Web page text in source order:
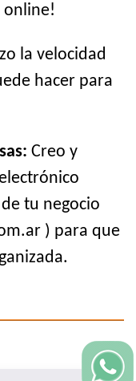
online!
la velocidad
hacer para
Creo y
tu negocio
) para que